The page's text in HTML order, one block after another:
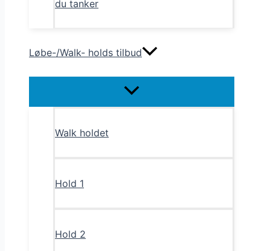
du tanker
Løbe-/Walk- holds tilbud
Menu
Walk holdet
Hold 1
Hold 2